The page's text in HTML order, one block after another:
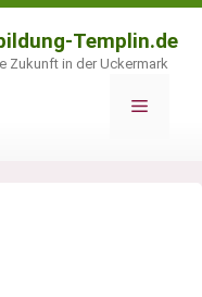
Templin.de
Zukunft in der Uckermark
Menü